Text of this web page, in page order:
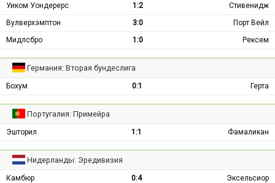
Уиком Уондерерс 1:2
Стивенидж
Вулверхэмптон
3:0
Порт Вейл
Мидлсбро
1:0 Рексем
Германия: Вторая бундеслига
Бохум 0:1 Герта
Португалия: Примейра
Эшторил 1:1 Фамаликан
Нидерланды: Эредивизия
Камбюр 0:4 Эксельсиор